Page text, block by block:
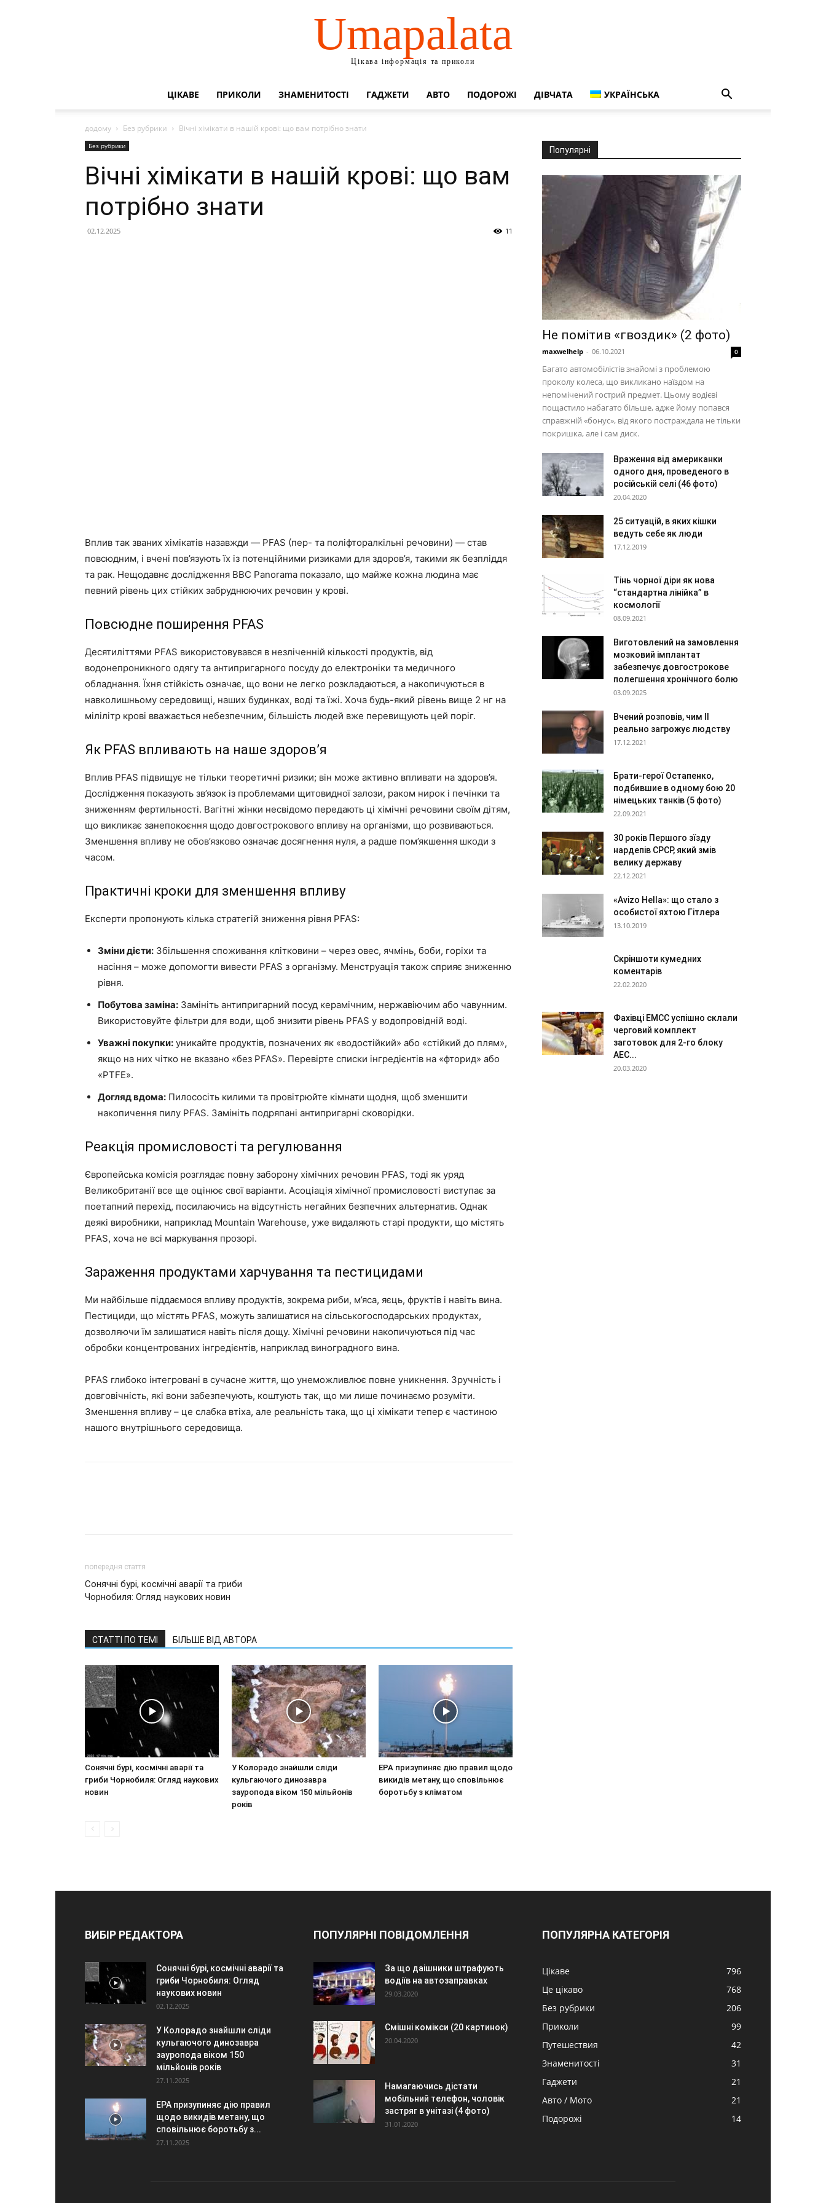
Umapalata
Цікава інформація та приколи
ЦІКАВЕ ПРИКОЛИ ЗНАМЕНИТОСТІ ГАДЖЕТИ АВТО ПОДОРОЖІ ДІВЧАТА УКРАЇНСЬКА
додому Без рубрики Вічні хімікати в нашій крові: що вам потрібно знати
Без рубрики
Вічні хімікати в нашій крові: що вам
потрібно знати
02.12.2025 11
Вплив так званих хімікатів назавжди — PFAS (пер- та поліфторалкільні речовини) — став
повсюдним, і вчені пов’язують їх із потенційними ризиками для здоров’я, такими як безпліддя
та рак. Нещодавнє дослідження BBC Panorama показало, що майже кожна людина має
певний рівень цих стійких забруднюючих речовин у крові.
Повсюдне поширення PFAS
Десятиліттями PFAS використовувався в незліченній кількості продуктів, від
водонепроникного одягу та антипригарного посуду до електроніки та медичного
обладнання. Їхня стійкість означає, що вони не легко розкладаються, а накопичуються в
навколишньому середовищі, наших будинках, воді та їжі. Хоча будь-який рівень вище 2 нг на
мілілітр крові вважається небезпечним, більшість людей вже перевищують цей поріг.
Як PFAS впливають на наше здоров’я
Вплив PFAS підвищує не тільки теоретичні ризики; він може активно впливати на здоров’я.
Дослідження показують зв’язок із проблемами щитовидної залози, раком нирок і печінки та
зниженням фертильності. Вагітні жінки несвідомо передають ці хімічні речовини своїм дітям,
що викликає занепокоєння щодо довгострокового впливу на організми, що розвиваються.
Зменшення впливу не обов’язково означає досягнення нуля, а радше пом’якшення шкоди з
часом.
Практичні кроки для зменшення впливу
Експерти пропонують кілька стратегій зниження рівня PFAS:
Зміни дієти: Збільшення споживання клітковини – через овес, ячмінь, боби, горіхи та
насіння – може допомогти вивести PFAS з організму. Менструація також сприяє зниженню
рівня.
Побутова заміна: Замініть антипригарний посуд керамічним, нержавіючим або чавунним.
Використовуйте фільтри для води, щоб знизити рівень PFAS у водопровідній воді.
Уважні покупки: уникайте продуктів, позначених як «водостійкий» або «стійкий до плям»,
якщо на них чітко не вказано «без PFAS». Перевірте списки інгредієнтів на «фторид» або
«PTFE».
Догляд вдома: Пилососіть килими та провітрюйте кімнати щодня, щоб зменшити
накопичення пилу PFAS. Замініть подряпані антипригарні сковорідки.
Реакція промисловості та регулювання
Європейська комісія розглядає повну заборону хімічних речовин PFAS, тоді як уряд
Великобританії все ще оцінює свої варіанти. Асоціація хімічної промисловості виступає за
поетапний перехід, посилаючись на відсутність негайних безпечних альтернатив. Однак
деякі виробники, наприклад Mountain Warehouse, уже видаляють старі продукти, що містять
PFAS, хоча не всі маркування прозорі.
Зараження продуктами харчування та пестицидами
Ми найбільше піддаємося впливу продуктів, зокрема риби, м’яса, яєць, фруктів і навіть вина.
Пестициди, що містять PFAS, можуть залишатися на сільськогосподарських продуктах,
дозволяючи їм залишатися навіть після дощу. Хімічні речовини накопичуються під час
обробки концентрованих інгредієнтів, наприклад виноградного вина.
PFAS глибоко інтегровані в сучасне життя, що унеможливлює повне уникнення. Зручність і
довговічність, які вони забезпечують, коштують так, що ми лише починаємо розуміти.
Зменшення впливу – це слабка втіха, але реальність така, що ці хімікати тепер є частиною
нашого внутрішнього середовища.
попередня стаття
Сонячні бурі, космічні аварії та гриби
Чорнобиля: Огляд наукових новин
СТАТТІ ПО ТЕМІ БІЛЬШЕ ВІД АВТОРА
Сонячні бурі, космічні аварії та
гриби Чорнобиля: Огляд наукових
новин
У Колорадо знайшли сліди
кульгаючого динозавра
зауропода віком 150 мільйонів
років
EPA призупиняє дію правил щодо
викидів метану, що сповільнює
боротьбу з кліматом
Популярні
Не помітив «гвоздик» (2 фото)
maxwelhelp - 06.10.2021 0
Багато автомобілістів знайомі з проблемою
проколу колеса, що викликано наїздом на
непомічений гострий предмет. Цьому водієві
пощастило набагато більше, адже йому попався
справжній «бонус», від якого постраждала не тільки
покришка, але і сам диск.
Враження від американки
одного дня, проведеного в
російській селі (46 фото)
20.04.2020
25 ситуацій, в яких кішки
ведуть себе як люди
17.12.2019
Тінь чорної діри як нова
“стандартна лінійка” в
космології
08.09.2021
Виготовлений на замовлення
мозковий імплантат
забезпечує довгострокове
полегшення хронічного болю
03.09.2025
Вчений розповів, чим ІІ
реально загрожує людству
17.12.2021
Брати-герої Остапенко,
подбившие в одному бою 20
німецьких танків (5 фото)
22.09.2021
30 років Першого зїзду
нардепів СРСР, який змів
велику державу
22.12.2021
«Avizo Hella»: що стало з
особистої яхтою Гітлера
13.10.2019
Скріншоти кумедних
коментарів
22.02.2020
Фахівці ЕМСС успішно склали
черговий комплект
заготовок для 2-го блоку
АЕС...
20.03.2020
ВИБІР РЕДАКТОРА
Сонячні бурі, космічні аварії та
гриби Чорнобиля: Огляд
наукових новин
02.12.2025
У Колорадо знайшли сліди
кульгаючого динозавра
зауропода віком 150
мільйонів років
27.11.2025
EPA призупиняє дію правил
щодо викидів метану, що
сповільнює боротьбу з...
27.11.2025
ПОПУЛЯРНІ ПОВІДОМЛЕННЯ
За що даішники штрафують
водіїв на автозаправках
29.03.2020
Смішні комікси (20 картинок)
20.04.2020
Намагаючись дістати
мобільний телефон, чоловік
застряг в унітазі (4 фото)
31.01.2020
ПОПУЛЯРНА КАТЕГОРІЯ
Цікаве
796
Це цікаво
768
Без рубрики
206
Приколи
99
Путешествия
42
Знаменитості
31
Гаджети
21
Авто / Мото
21
Подорожі
14